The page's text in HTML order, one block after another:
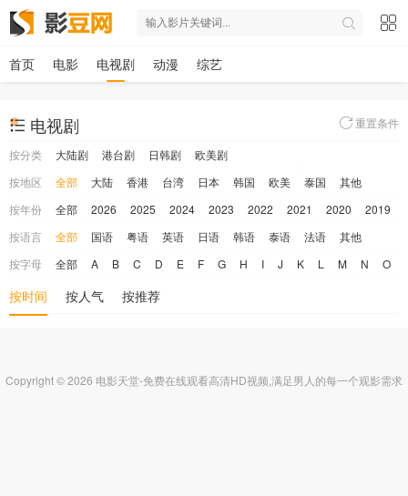
首页 电影 电视剧 动漫 综艺
重置条件
电视剧
按分类 大陆剧 港台剧 日韩剧
欧美剧
按地区
全部 大陆 香港 台湾 日本 韩国 欧美 泰国
其他
按年份
全部 2026 2025 2024 2023 2022 2021 2020 2019
按语言
全部 国语 粤语 英语 日语 韩语 泰语 法语
其他
按字母
全部 A B C D E F G H I J K L M N O
按时间 按人气 按推荐
Copyright © 2026 电影天堂-免费在线观看高清HD视频,满足男人的每一个观影需求